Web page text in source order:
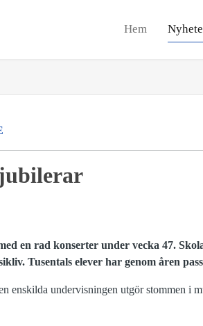
Hem
en rad konserter under vecka 47.
Tusentals elever har genom åren
enskilda undervisningen utgör stommen i